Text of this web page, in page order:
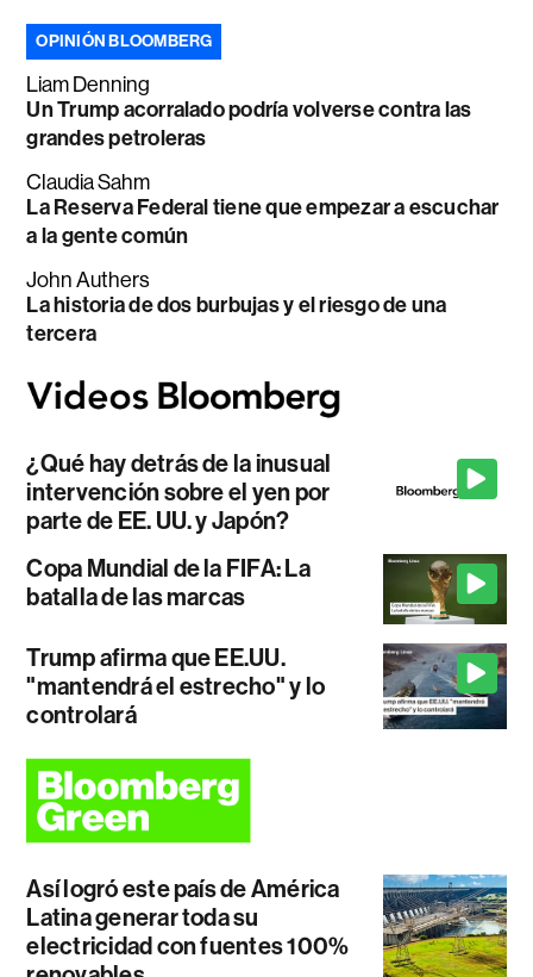
OPINIÓN BLOOMBERG
Liam Denning
Un Trump acorralado podría volverse contra las
grandes petroleras
Claudia Sahm
La Reserva Federal tiene que empezar a escuchar
a la gente común
John Authers
La historia de dos burbujas y el riesgo de una
tercera
¿Qué hay detrás de la inusual
intervención sobre el yen por
parte de EE. UU. y Japón?
Copa Mundial de la FIFA: La
batalla de las marcas
Trump afirma que EE.UU.
"mantendrá el estrecho" y lo
controlará
Así logró este país de América
Latina generar toda su
electricidad con fuentes 100%